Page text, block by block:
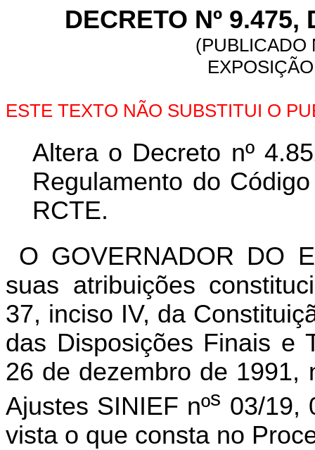
DECRETO Nº
(PUBLICADO
ESTE TEXTO NÃO SUBSTITUI O
Altera o Decreto nº
Regulamento do
RCTE.
O GOVERNADOR DO
suas atribuições
37, inciso IV, da
das Disposições Finais e
26 de dezembro de 1991,
Ajustes SINIEF nºs 03/19,
vista o que consta no